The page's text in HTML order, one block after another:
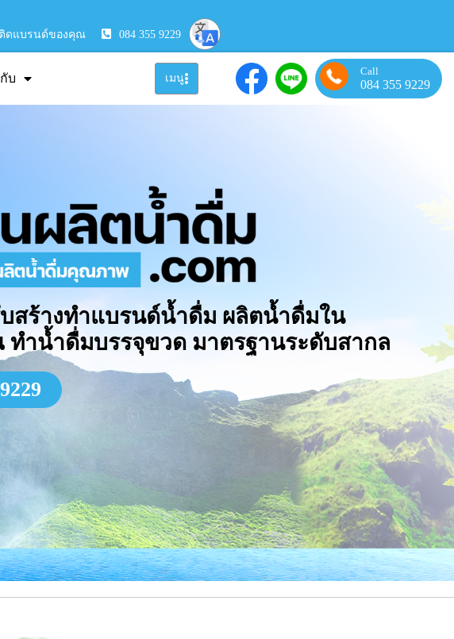
ดแบรนด์ของคุณ 084 355 9229
บ เมนู
Call
084 355 9229
สร้างทำแบรนด์น้ำดื่ม ผลิตน้ำดื่มใน
ำน้ำดื่มบรรจุขวด มาตรฐานระดับสากล